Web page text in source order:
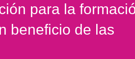
para la
beneficio de las